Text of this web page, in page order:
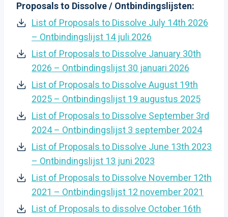
Proposals to Dissolve / Ontbindingslijsten:
List of Proposals to Dissolve July 14th 2026
– Ontbindingslijst 14 juli 2026
List of Proposals to Dissolve January 30th
2026 – Ontbindingslijst 30 januari 2026
List of Proposals to Dissolve August 19th
2025 – Ontbindingslijst 19 augustus 2025
List of Proposals to Dissolve September 3rd
2024 – Ontbindingslijst 3 september 2024
List of Proposals to Dissolve June 13th 2023
– Ontbindingslijst 13 juni 2023
List of Proposals to Dissolve November 12th
2021 – Ontbindingslijst 12 november 2021
List of Proposals to dissolve October 16th